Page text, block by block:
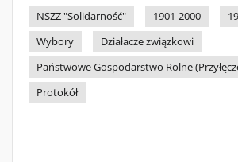
NSZZ "Solidarność"
1901-2000
Wybory
Działacze związkowi
Państwowe Gospodarstwo Rolne
Protokół